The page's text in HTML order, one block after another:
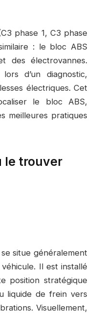
phase 1, C3 phase
: le bloc ABS
des électrovannes.
d’un diagnostic,
électriques. Cet
le bloc ABS,
meilleures pratiques
le trouver
situe généralement
Il est installé
position stratégique
liquide de frein vers
Visuellement,